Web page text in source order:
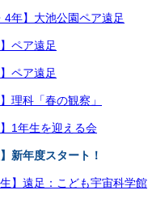
4年】大池公園ペア遠足
】ペア遠足
】ペア遠足
】理科「春の観察」
】1年生を迎える会
】新年度スタート！
生】遠足：こども宇宙科学館